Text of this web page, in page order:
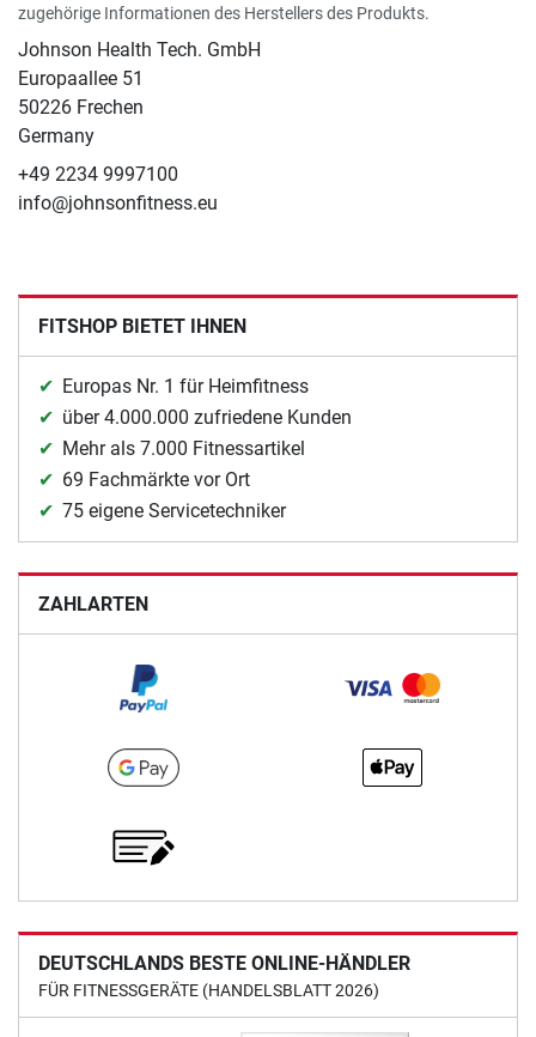
zugehörige Informationen des Herstellers des Produkts.
Johnson Health Tech. GmbH
Europaallee 51
50226 Frechen
Germany
+49 2234 9997100
info@johnsonfitness.eu
FITSHOP BIETET IHNEN
Europas Nr. 1 für Heimfitness
über 4.000.000 zufriedene Kunden
Mehr als 7.000 Fitnessartikel
69 Fachmärkte vor Ort
75 eigene Servicetechniker
ZAHLARTEN
DEUTSCHLANDS BESTE ONLINE-HÄNDLER
FÜR FITNESSGERÄTE (HANDELSBLATT 2026)